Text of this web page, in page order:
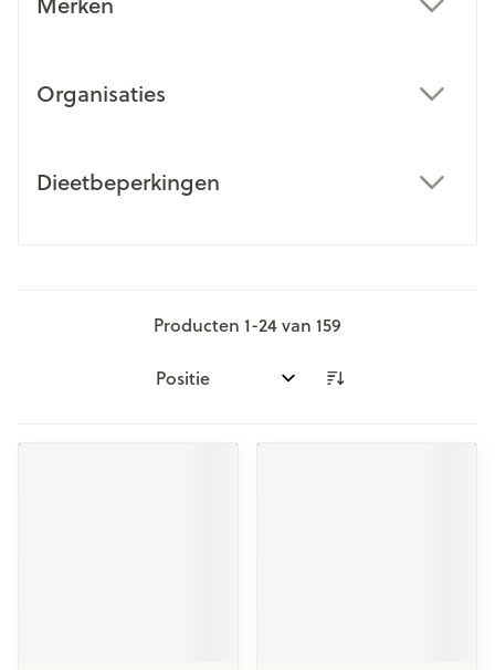
Organisaties
Dieetbeperkingen
Producten 1-24van 159
Sorteer op: